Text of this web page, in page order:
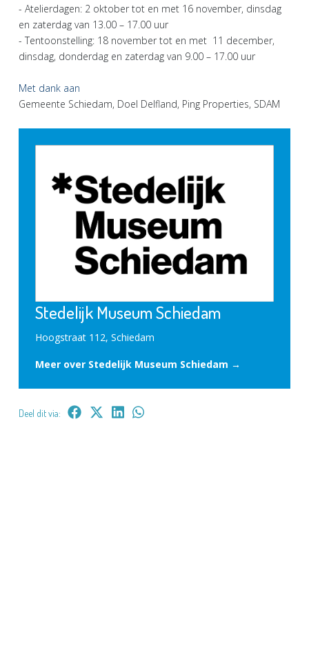
- Atelierdagen: 2 oktober tot en met 16 november, dinsdag
en zaterdag van 13.00 – 17.00 uur
- Tentoonstelling: 18 november tot en met 11 december,
dinsdag, donderdag en zaterdag van 9.00 – 17.00 uur
Met dank aan
Gemeente Schiedam, Doel Delfland, Ping Properties, SDAM
Stedelijk Museum Schiedam
Hoogstraat 112, Schiedam
Meer over Stedelijk Museum Schiedam →
Deel dit via: